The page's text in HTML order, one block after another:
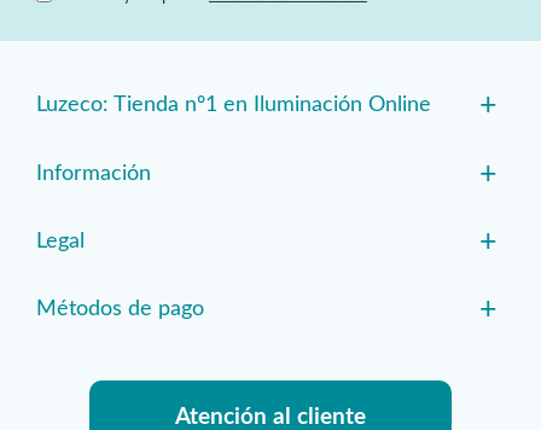
Luzeco: Tienda nº1 en Iluminación Online +
Información +
Legal +
Métodos de pago +
Atención al cliente